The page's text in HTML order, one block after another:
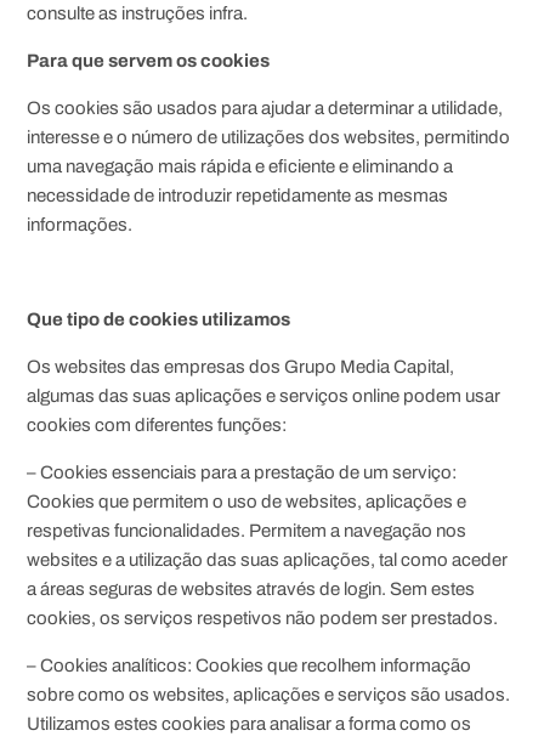
consulte as instruções infra.
Para que servem os cookies
Os cookies são usados para ajudar a determinar a utilidade,
interesse e o número de utilizações dos websites, permitindo
uma navegação mais rápida e eficiente e eliminando a
necessidade de introduzir repetidamente as mesmas
informações.
Que tipo de cookies utilizamos
Os websites das empresas dos Grupo Media Capital,
algumas das suas aplicações e serviços online podem usar
cookies com diferentes funções:
– Cookies essenciais para a prestação de um serviço:
Cookies que permitem o uso de websites, aplicações e
respetivas funcionalidades. Permitem a navegação nos
websites e a utilização das suas aplicações, tal como aceder
a áreas seguras de websites através de login. Sem estes
cookies, os serviços respetivos não podem ser prestados.
– Cookies analíticos: Cookies que recolhem informação
sobre como os websites, aplicações e serviços são usados.
Utilizamos estes cookies para analisar a forma como os